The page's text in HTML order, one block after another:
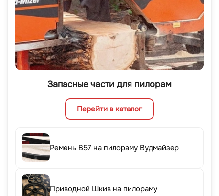
Запасные части для пилорам
Перейти в каталог
Ремень B57 на пилораму Вудмайзер
Приводной Шкив на пилораму